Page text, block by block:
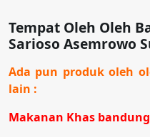
Tempat Oleh Oleh
Sarioso Asemrowo
Ada pun produk oleh
lain :
Makanan Khas bandung